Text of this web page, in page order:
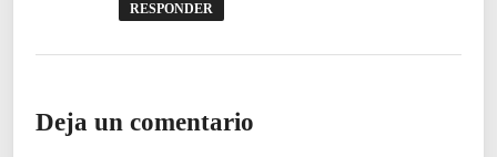
RESPONDER
Deja un comentario